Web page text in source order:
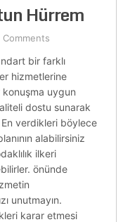
Hürrem
Comments
bir farklı
hizmetlerine
uygun
dostu sunarak
verdikleri böylece
alabilirsiniz
ilkeri
önünde
unutmayın.
karar etmesi